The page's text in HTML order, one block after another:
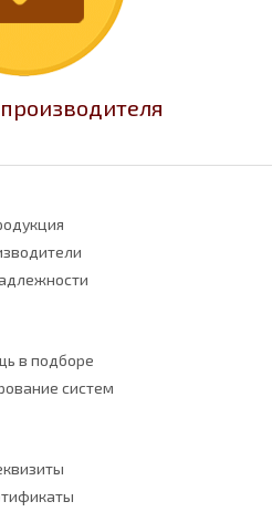
в подборе
систем